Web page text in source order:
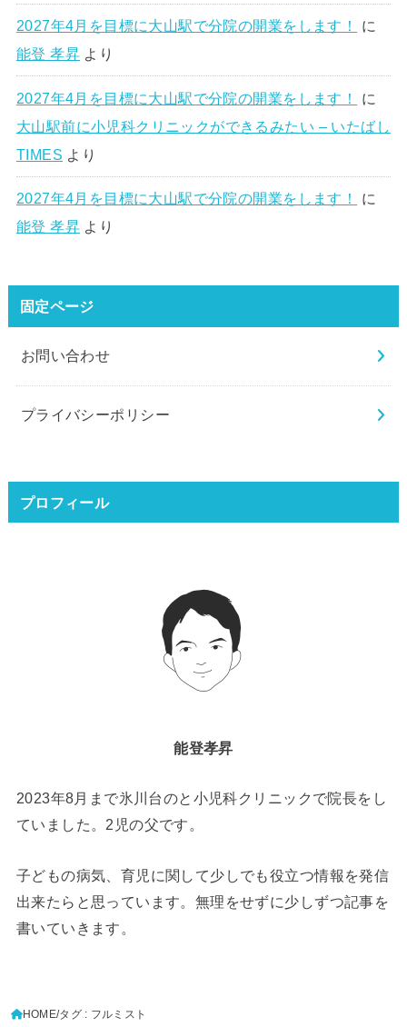
2027年4月を目標に大山駅で分院の開業をします！
に
能登 孝昇より
2027年4月を目標に大山駅で分院の開業をします！
に
大山駅前に小児科クリニックができるみたい – いたばし
TIMES より
2027年4月を目標に大山駅で分院の開業をします！
に
能登 孝昇より
固定ページ
お問い合わせ
プライバシーポリシー
プロフィール
能登孝昇
2023年8月まで氷川台のと小児科クリニックで院長をし
ていました。2児の父です。
子どもの病気、育児に関して少しでも役立つ情報を発信
出来たらと思っています。無理をせずに少しずつ記事を
書いていきます。
HOME タグ : フルミスト